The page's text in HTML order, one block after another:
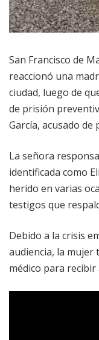
San Francisco de
reaccionó una
ciudad, luego de
de prisión
García, acusado
La señora
identificada como
herido en varias
testigos que
Debido a la crisis
audiencia, la mujer
médico para recibir